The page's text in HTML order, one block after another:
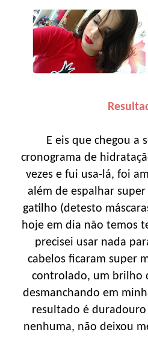
E eis que chegou a
cronograma de
vezes e fui usa-lá, foi
além de espalhar
gatilho (detesto
hoje em dia não temos
precisei usar nada
cabelos ficaram super
controlado, um brilho
desmanchando em
resultado é
nenhuma, não deixou